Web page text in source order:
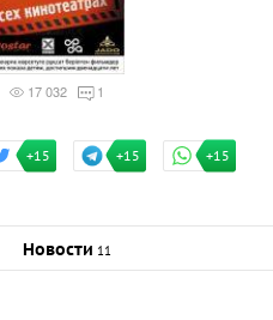
17 032 1
+15 +15 +15
Новости 11